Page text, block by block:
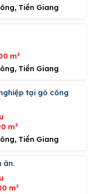
Tiền Giang
m²
Tiền Giang
m²
Tiền Giang
ân.
m²